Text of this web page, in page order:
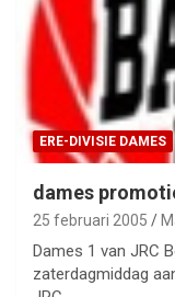
ERE-DIVISIE DAMES
dames
25 februari 2005
Dames 1 van JRC
zaterdagmiddag